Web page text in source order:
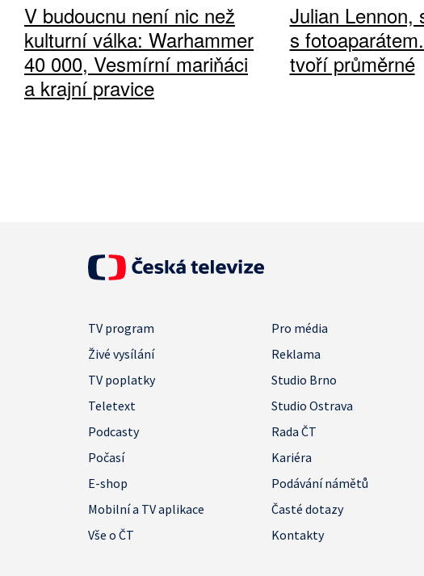
V budoucnu není nic než
kulturní válka: Warhammer
40 000, Vesmírní mariňáci
a krajní pravice
Julian Lennon,
s
tvoří průměrné
TV program
Pro média
Živé vysílání
Reklama
TV poplatky
Studio Brno
Teletext
Studio Ostrava
Podcasty
Rada ČT
Počasí
Kariéra
E-shop
Podávání námětů
Mobilní a TV aplikace
Časté dotazy
Vše o ČT
Kontakty